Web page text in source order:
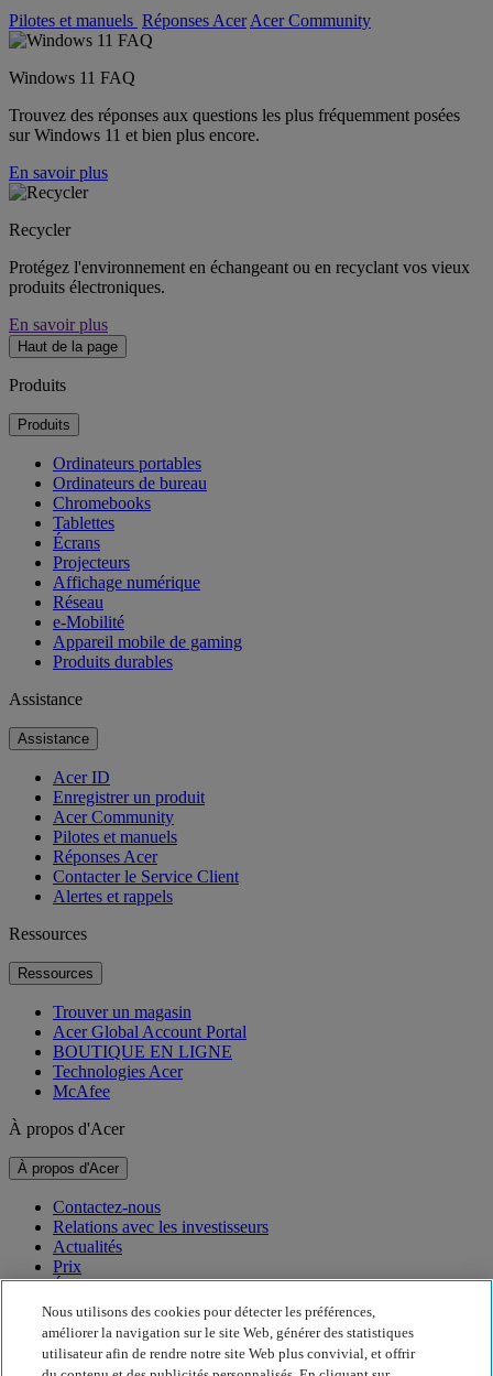
Pilotes et manuels Réponses Acer Acer Community
Windows 11 FAQ
Trouvez des réponses aux questions les plus fréquemment posées
sur Windows 11 et bien plus encore.
En savoir plus
Recycler
Protégez l'environnement en échangeant ou en recyclant vos vieux
produits électroniques.
En savoir plus
Haut de la page
Produits
Produits
Ordinateurs portables
Ordinateurs de bureau
Chromebooks
Tablettes
Écrans
Projecteurs
Affichage numérique
Réseau
e-Mobilité
Appareil mobile de gaming
Produits durables
Assistance
Assistance
Acer ID
Enregistrer un produit
Acer Community
Pilotes et manuels
Réponses Acer
Contacter le Service Client
Alertes et rappels
Ressources
Ressources
Trouver un magasin
Acer Global Account Portal
BOUTIQUE EN LIGNE
Technologies Acer
McAfee
À propos d'Acer
À propos d'Acer
Contactez-nous
Relations avec les investisseurs
Actualités
Prix
Événements
Développement durable
Développement durable
Nous utilisons des cookies pour détecter les préférences,
améliorer la navigation sur le site Web, générer des statistiques
utilisateur afin de rendre notre site Web plus convivial, et offrir